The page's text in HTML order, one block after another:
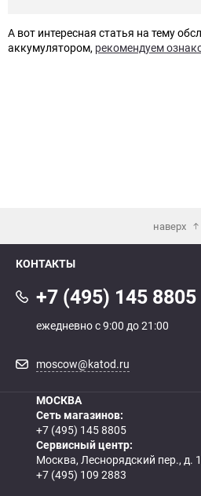
А вот интересная статья на тему
аккумулятором, рекомендуем
наверх
КОНТАКТЫ
+7 (495) 145 8805
ежедневно с 9:00 до 21:00
moscow@katod.ru
МОСКВА
Сеть магазинов:
+7 (495) 145 8805
Сервисный центр:
Москва, Леснорядский пер., д.
+7 (495) 109 2883